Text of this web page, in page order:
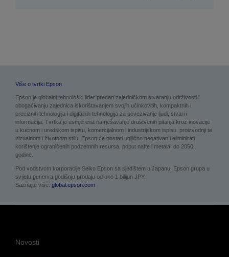
Više o tvrtki Epson
Epson je globalni tehnološki lider predan zajedničkom stvaranju održivosti i
obogaćivanju zajednica iskorištavanjem svojih učinkovitih, kompaktnih i
preciznih tehnologija i digitalnih tehnologija za povezivanje ljudi, stvari i
informacija. Tvrtka je usmjerena na rješavanje društvenih pitanja kroz inovacije
u kućnom i uredskom ispisu, komercijalnom i industrijskom ispisu, proizvodnji te
vizualnom i životnom stilu. Epson će postati ugljično negativan i eliminirati
korištenje ograničenih podzemnih resursa, poput nafte i metala, do 2050.
godine.
Pod vodstvom korporacije Seiko Epson sa sjedištem u Japanu, Epson grupa u
svijetu generira godišnju prodaju od oko 1 bilijun JPY.
Saznajte više: global.epson.com
Novosti